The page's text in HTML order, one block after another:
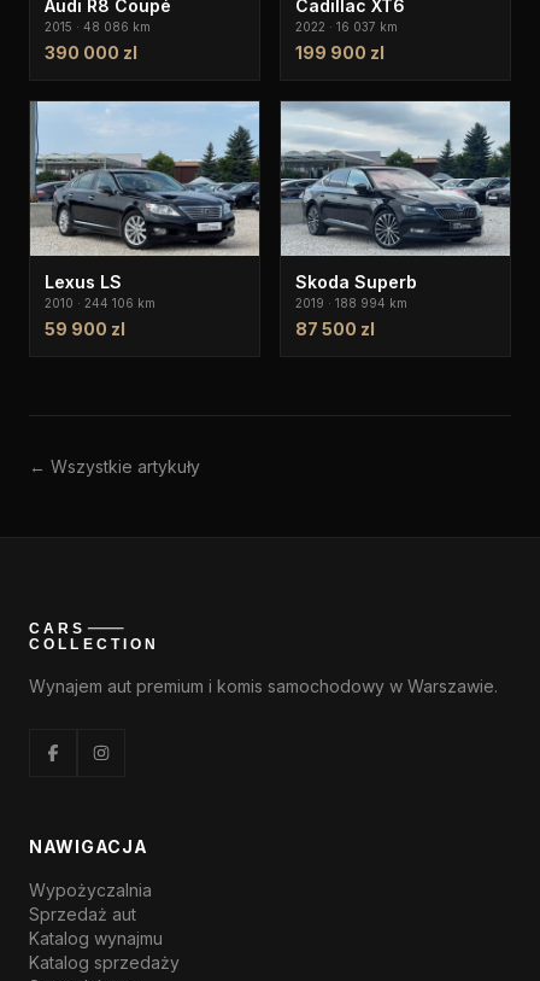
Audi R8 Coupé
2015 · 48 086 km
390 000 zl
Cadillac XT6
2022 · 16 037 km
199 900 zl
Lexus LS
2010 · 244 106 km
59 900 zl
Skoda Superb
2019 · 188 994 km
87 500 zl
← Wszystkie artykuły
Wynajem aut premium i komis samochodowy w Warszawie.
NAWIGACJA
Wypożyczalnia
Sprzedaż aut
Katalog wynajmu
Katalog sprzedaży